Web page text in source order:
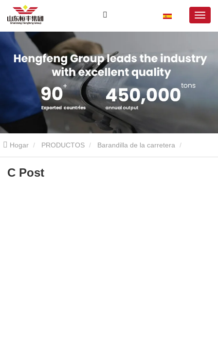
Hogar PRODUCTOS Barandilla de la carretera
Publicación C
C Post